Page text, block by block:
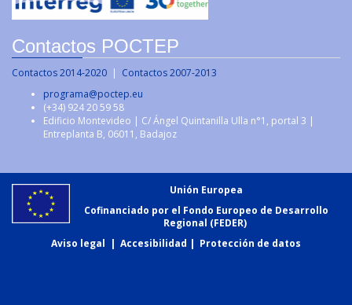
Contactos POCTEP
Contactos 2014-2020 | Contactos 2007-2013
programa@poctep.eu
(+34) 924 20 59 58
Edificio Montevideo | C/ Ángel Quintanilla Ulla n°1, portal 3 |
Entreplanta B, 06011, Badajoz
Unión Europea
Cofinanciado por el Fondo Europeo de Desarrollo
Regional (FEDER)
Aviso legal | Accesibilidad | Protección de datos